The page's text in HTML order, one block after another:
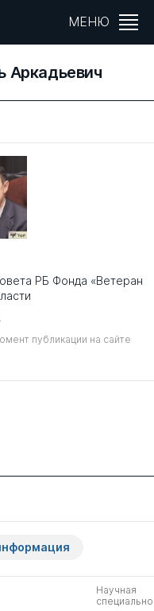
МЕНЮ
Аркадьевич
РБ Фонда «Ветеран
публикации на сайте
Научная